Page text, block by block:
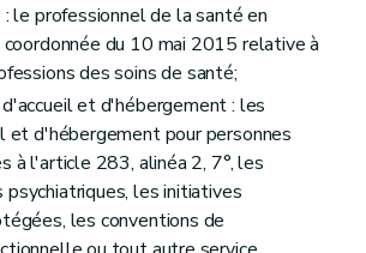
le professionnel de la santé en
du 10 mai 2015 relative à
des soins de santé;
et d'hébergement : les
et d'hébergement pour personnes
à l'article 283, alinéa 2, 7°, les
psychiatriques, les initiatives
les conventions de